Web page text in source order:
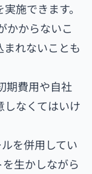
施できます。
かからないこ
れないことも
期費用や自社
なくてはいけ
を併用してい
生かしながら